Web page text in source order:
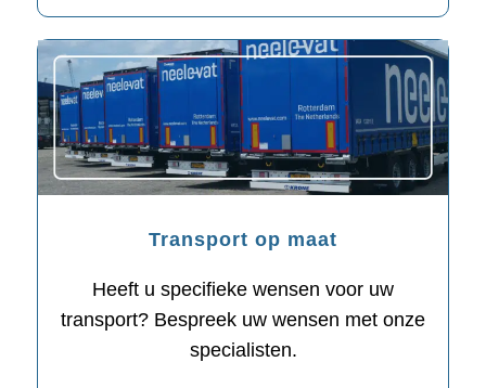
Transport op maat
Heeft u specifieke wensen voor uw
transport? Bespreek uw wensen met onze
specialisten.